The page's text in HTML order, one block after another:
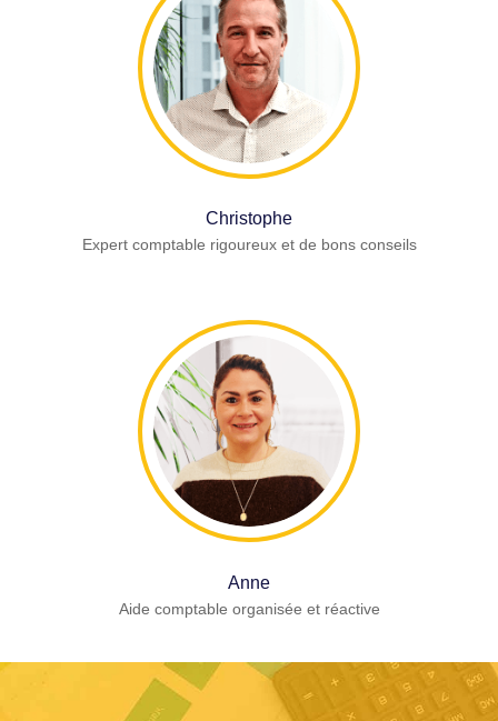
Christophe
Expert comptable rigoureux et de bons conseils
Anne
Aide comptable organisée et réactive